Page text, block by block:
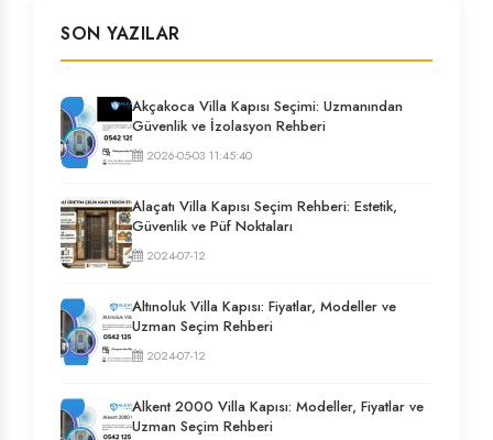
SON YAZILAR
Akçakoca Villa Kapısı Seçimi: Uzmanından
Güvenlik ve İzolasyon Rehberi
2026-05-03 11:45:40
Alaçatı Villa Kapısı Seçim Rehberi: Estetik,
Güvenlik ve Püf Noktaları
2024-07-12
Altınoluk Villa Kapısı: Fiyatlar, Modeller ve
Uzman Seçim Rehberi
2024-07-12
Alkent 2000 Villa Kapısı: Modeller, Fiyatlar ve
Uzman Seçim Rehberi